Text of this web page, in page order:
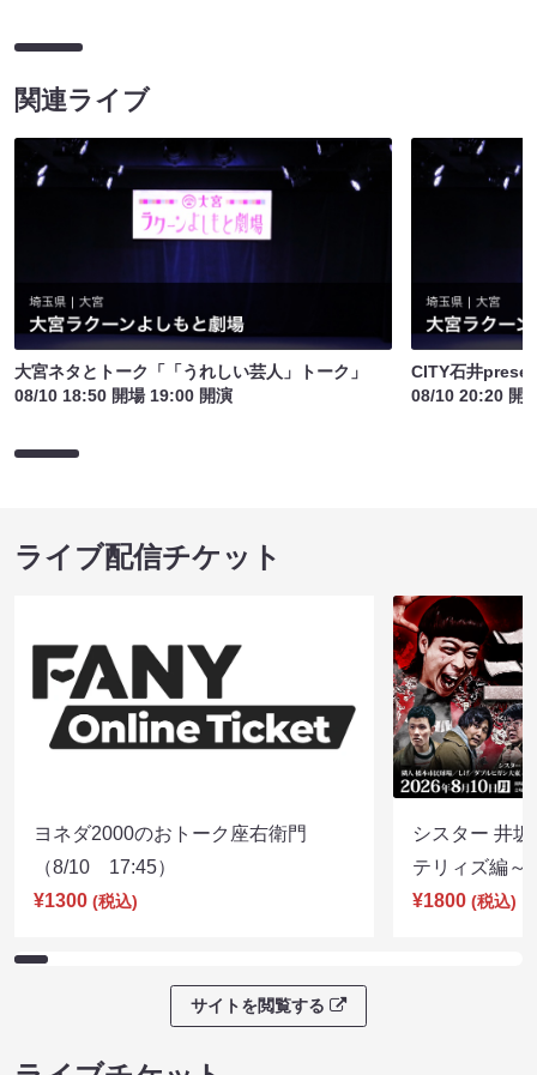
関連ライブ
大宮ネタとトーク「「うれしい芸人」トーク」
08/10 18:50 開場 19:00 開演
CITY石井
08/10 20:20 開
ライブ配信チケット
ヨネダ2000のおトーク座右衛門
（8/10 17:45）
¥1300 (税込)
シスター 井
テリィズ編
¥1800 (税込)
サイトを閲覧する